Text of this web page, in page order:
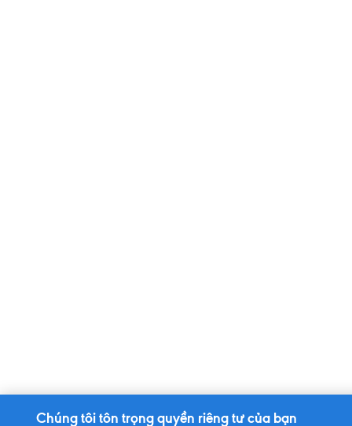
Chúng tôi tôn trọng quyền riêng tư của bạn